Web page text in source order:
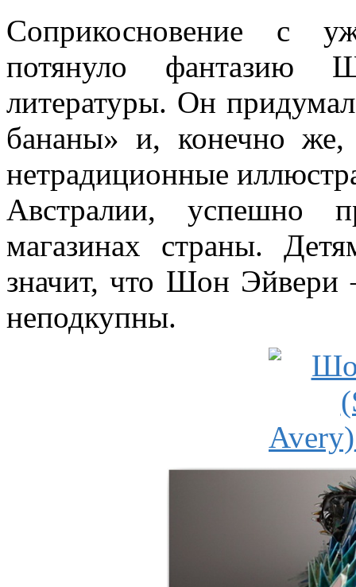
Соприкосновение с
потянуло фантазию
литературы. Он
бананы» и, конечно
нетрадиционные
Австралии, успешно
магазинах страны.
значит, что Шон Эйвери
неподкупны.